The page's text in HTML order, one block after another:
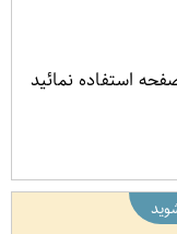
استفاده نمائید